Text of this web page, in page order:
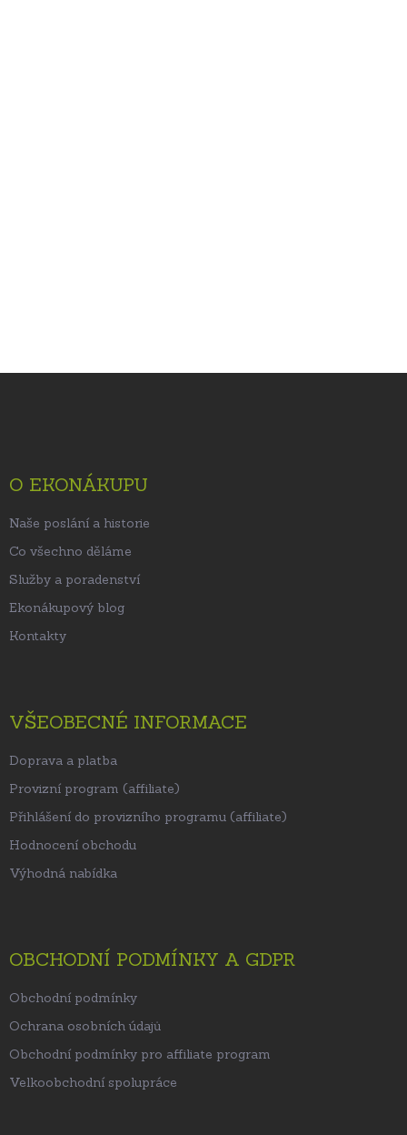
O EKONÁKUPU
Naše poslání a historie
Co všechno děláme
Služby a poradenství
Ekonákupový blog
Kontakty
VŠEOBECNÉ INFORMACE
Doprava a platba
Provizní program (affiliate)
Přihlášení do provizního programu (affiliate)
Hodnocení obchodu
Výhodná nabídka
OBCHODNÍ PODMÍNKY A GDPR
Obchodní podmínky
Ochrana osobních údajů
Obchodní podmínky pro affiliate program
Velkoobchodní spolupráce